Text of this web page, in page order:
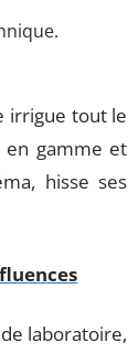
irrigue tout le
en gamme et
hisse ses
laboratoire,